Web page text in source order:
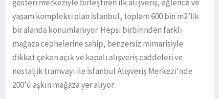
gösteri merkeziyle birleştiren ilk alışveriş, eğlence ve
yaşam kompleksi olan İsfanbul, toplam 600 bin m2’lik
bir alanda konumlanıyor. Hepsi birbirinden farklı
mağaza cephelerine sahip, benzersiz mimarisiyle
dikkat çeken açık ve kapalı alışveriş caddeleri ve
nostaljik tramvayı ile İsfanbul Alışveriş Merkezi’nde
200’ü aşkın mağaza yer alıyor.